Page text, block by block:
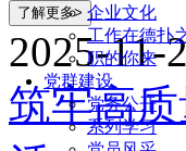
企业文化
工作在德扑
职的你来
党群建设
党务公开
系列学习
2025-11-
筑牢高